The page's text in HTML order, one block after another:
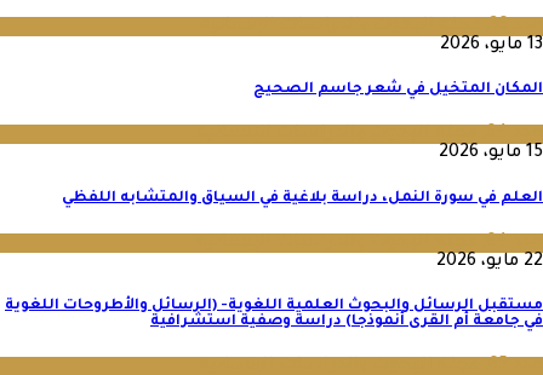
13 مايو، 2026
المكان المتخيل في شعر جاسم الصحيح
15 مايو، 2026
العلم في سورة النمل، دراسة بلاغية في السياق والمتشابه اللفظي
22 مايو، 2026
مستقبل الرسائل والبحوث العلمية اللغوية- (الرسائل والأطروحات اللغوية
في جامعة أم القرى أنموذجا) دراسة وصفية استشرافية